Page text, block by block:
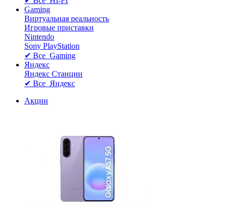
Gaming
Виртуальная реальность
Игровые приставки
Nintendo
Sony PlayStation
✔ Все Gaming
Яндекс
Яндекс Станции
✔ Все Яндекс
Акции